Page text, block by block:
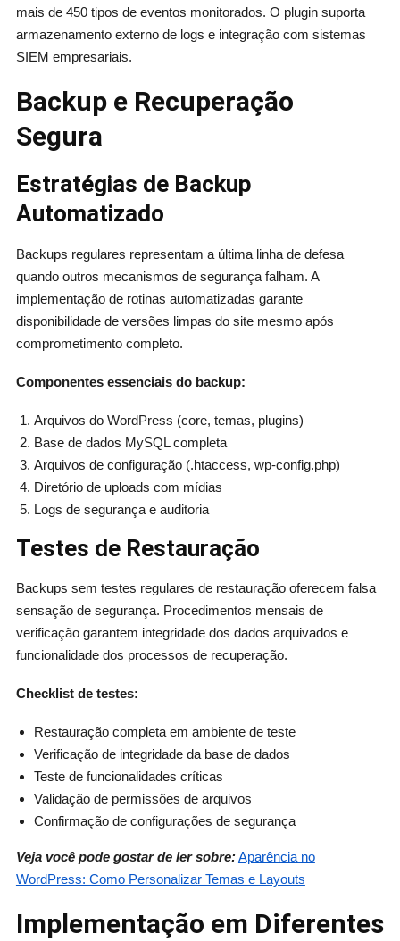
mais de 450 tipos de eventos monitorados. O plugin suporta
armazenamento externo de logs e integração com sistemas
SIEM empresariais.
Backup e Recuperação
Segura
Estratégias de Backup
Automatizado
Backups regulares representam a última linha de defesa
quando outros mecanismos de segurança falham. A
implementação de rotinas automatizadas garante
disponibilidade de versões limpas do site mesmo após
comprometimento completo.
Componentes essenciais do backup:
Arquivos do WordPress (core, temas, plugins)
Base de dados MySQL completa
Arquivos de configuração (.htaccess, wp-config.php)
Diretório de uploads com mídias
Logs de segurança e auditoria
Testes de Restauração
Backups sem testes regulares de restauração oferecem falsa
sensação de segurança. Procedimentos mensais de
verificação garantem integridade dos dados arquivados e
funcionalidade dos processos de recuperação.
Checklist de testes:
Restauração completa em ambiente de teste
Verificação de integridade da base de dados
Teste de funcionalidades críticas
Validação de permissões de arquivos
Confirmação de configurações de segurança
Veja você pode gostar de ler sobre:Aparência no
WordPress: Como Personalizar Temas e Layouts
Implementação em Diferentes